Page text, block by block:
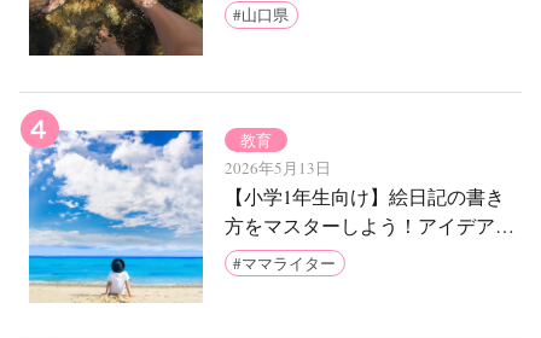
山口県
教育
2026年5月13日
【小学1年生向け】絵日記の書き
方をマスターしよう！アイデア7
例とお手本をご紹介
ママライター